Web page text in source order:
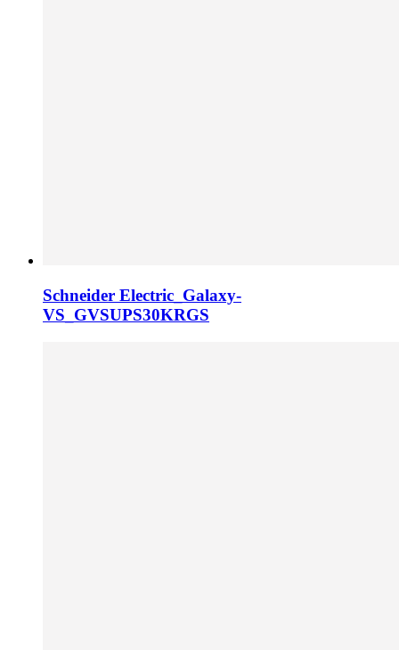
Schneider Electric_Galaxy-
VS_GVSUPS30KRGS